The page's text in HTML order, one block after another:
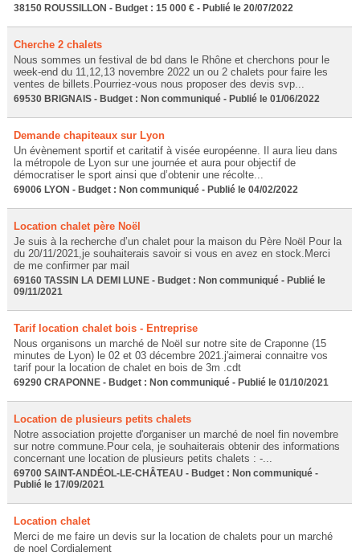
38150 ROUSSILLON - Budget : 15 000 € - Publié le 20/07/2022
Cherche 2 chalets
Nous sommes un festival de bd dans le Rhône et cherchons pour le
week-end du 11,12,13 novembre 2022 un ou 2 chalets pour faire les
ventes de billets.Pourriez-vous nous proposer des devis svp...
69530 BRIGNAIS - Budget : Non communiqué - Publié le 01/06/2022
Demande chapiteaux sur Lyon
Un évènement sportif et caritatif à visée européenne. Il aura lieu dans
la métropole de Lyon sur une journée et aura pour objectif de
démocratiser le sport ainsi que d’obtenir une récolte...
69006 LYON - Budget : Non communiqué - Publié le 04/02/2022
Location chalet père Noël
Je suis à la recherche d’un chalet pour la maison du Père Noël Pour la
du 20/11/2021,je souhaiterais savoir si vous en avez en stock.Merci
de me confirmer par mail
69160 TASSIN LA DEMI LUNE - Budget : Non communiqué - Publié le
09/11/2021
Tarif location chalet bois - Entreprise
Nous organisons un marché de Noël sur notre site de Craponne (15
minutes de Lyon) le 02 et 03 décembre 2021.j'aimerai connaitre vos
tarif pour la location de chalet en bois de 3m .cdt
69290 CRAPONNE - Budget : Non communiqué - Publié le 01/10/2021
Location de plusieurs petits chalets
Notre association projette d'organiser un marché de noel fin novembre
sur notre commune.Pour cela, je souhaiterais obtenir des informations
concernant une location de plusieurs petits chalets : -...
69700 SAINT-ANDÉOL-LE-CHÂTEAU - Budget : Non communiqué -
Publié le 17/09/2021
Location chalet
Merci de me faire un devis sur la location de chalets pour un marché
de noel Cordialement